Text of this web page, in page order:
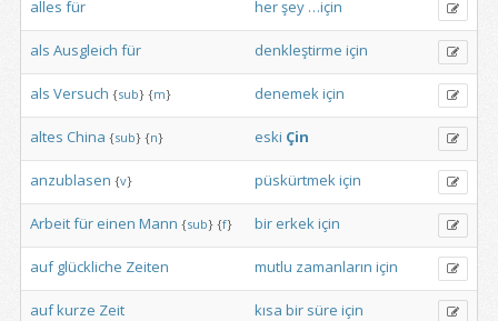
alles für herşey …için
als Ausgleich für denkleştirme için
als Versuch {sub} {m} denemekiçin
altes China {sub} {n} eski Çin
anzublasen {v} püskürtmekiçin
Arbeitfür einen Mann {sub} {f} bir erkekiçin
auf glückliche Zeiten mutlu zamanların için
aufkurze Zeit kısa bir süre için